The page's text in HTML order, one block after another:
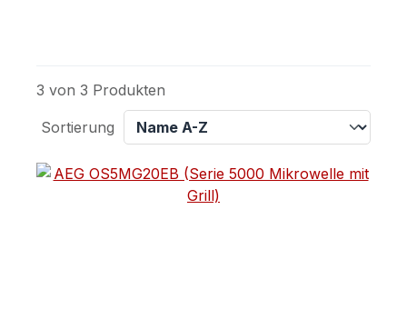
3 von 3 Produkten
Sortierung